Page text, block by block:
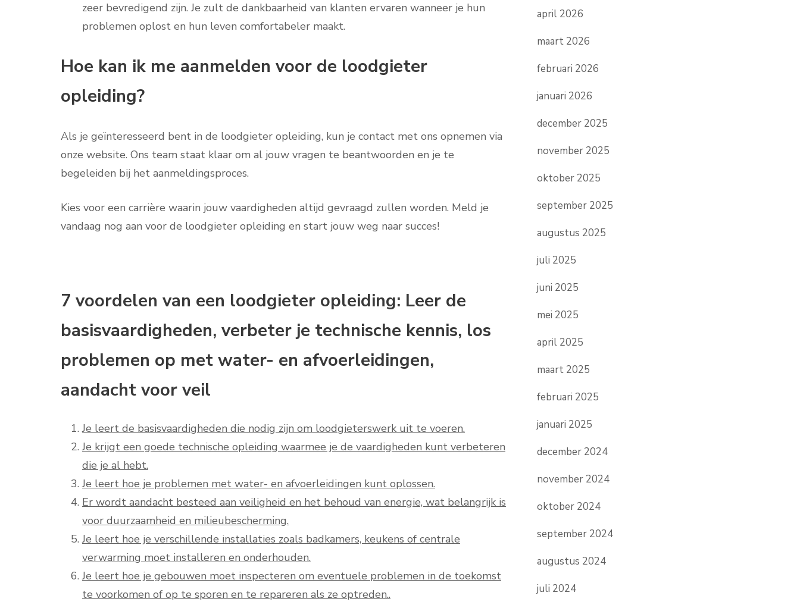
zeer bevredigend zijn. Je zult de dankbaarheid van klanten ervaren wanneer je hun
problemen oplost en hun leven comfortabeler maakt.
Hoe kan ik me aanmelden voor de loodgieter
opleiding?
Als je geïnteresseerd bent in de loodgieter opleiding, kun je contact met ons opnemen via
onze website. Ons team staat klaar om al jouw vragen te beantwoorden en je te
begeleiden bij het aanmeldingsproces.
Kies voor een carrière waarin jouw vaardigheden altijd gevraagd zullen worden. Meld je
vandaag nog aan voor de loodgieter opleiding en start jouw weg naar succes!
7 voordelen van een loodgieter opleiding: Leer de
basisvaardigheden, verbeter je technische kennis, los
problemen op met water- en afvoerleidingen,
aandacht voor veil
Je leert de basisvaardigheden die nodig zijn om loodgieterswerk uit te voeren.
Je krijgt een goede technische opleiding waarmee je de vaardigheden kunt verbeteren
die je al hebt.
Je leert hoe je problemen met water- en afvoerleidingen kunt oplossen.
Er wordt aandacht besteed aan veiligheid en het behoud van energie, wat belangrijk is
voor duurzaamheid en milieubescherming.
Je leert hoe je verschillende installaties zoals badkamers, keukens of centrale
verwarming moet installeren en onderhouden.
Je leert hoe je gebouwen moet inspecteren om eventuele problemen in de toekomst
te voorkomen of op te sporen en te repareren als ze optreden..
april 2026
maart 2026
februari 2026
januari 2026
december 2025
november 2025
oktober 2025
september 2025
augustus 2025
juli 2025
juni 2025
mei 2025
april 2025
maart 2025
februari 2025
januari 2025
december 2024
november 2024
oktober 2024
september 2024
augustus 2024
juli 2024